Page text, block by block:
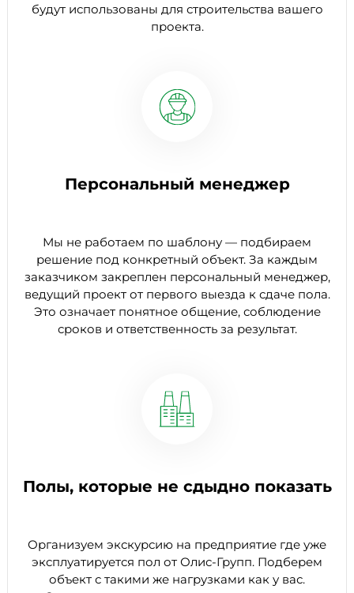
будут использованы для строительства вашего
проекта.
Персональный менеджер
Мы не работаем по шаблону — подбираем
решение под конкретный объект. За каждым
заказчиком закреплен персональный менеджер,
ведущий проект от первого выезда к сдаче пола.
Это означает понятное общение, соблюдение
сроков и ответственность за результат.
Полы, которые не сдыдно показать
Организуем экскурсию на предприятие где уже
эксплуатируется пол от Олис-Групп. Подберем
объект с такими же нагрузками как у вас.